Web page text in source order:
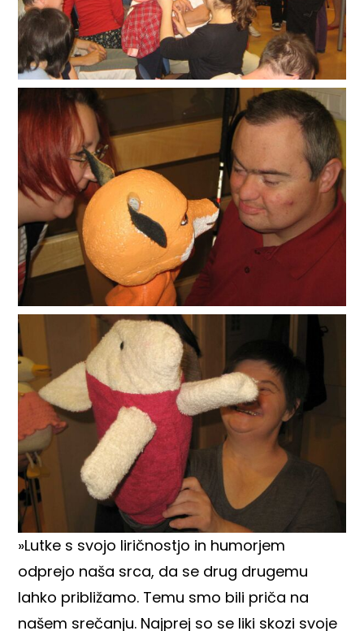
»Lutke s svojo liričnostjo in humorjem
odprejo naša srca, da se drug drugemu
lahko približamo. Temu smo bili priča na
našem srečanju. Najprej so se liki skozi svoje